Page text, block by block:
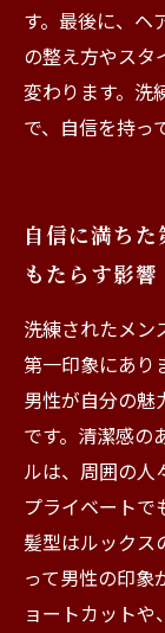
す。最後に、ヘ
の整え方やスタ
変わります。洗
で、自信を持っ
自信に満ち
もたらす影響
洗練されたメン
第一印象にあり
男性が自分の魅
です。清潔感の
ルは、周囲の人
プライベートで
髪型はルックス
って男性の印象
ョートカット